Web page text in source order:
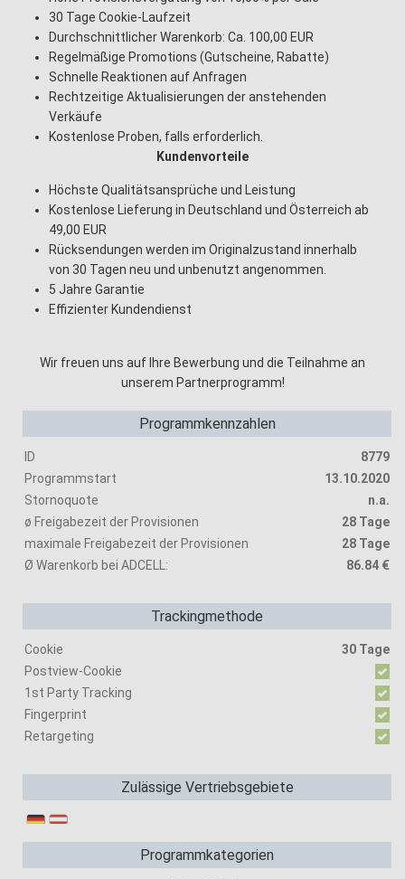
30 Tage Cookie-Laufzeit
Durchschnittlicher Warenkorb: Ca. 100,00 EUR
Regelmäßige Promotions (Gutscheine, Rabatte)
Schnelle Reaktionen auf Anfragen
Rechtzeitige Aktualisierungen der anstehenden
Verkäufe
Kostenlose Proben, falls erforderlich.
Kundenvorteile
Höchste Qualitätsansprüche und Leistung
Kostenlose Lieferung in Deutschland und Österreich ab
49,00 EUR
Rücksendungen werden im Originalzustand innerhalb
von 30 Tagen neu und unbenutzt angenommen.
5 Jahre Garantie
Effizienter Kundendienst
Wir freuen uns auf Ihre Bewerbung und die Teilnahme an
unserem Partnerprogramm!
Programmkennzahlen
ID
8779
Programmstart
13.10.2020
Stornoquote
n.a.
ø Freigabezeit der Provisionen
28 Tage
maximale Freigabezeit der Provisionen
28 Tage
Ø Warenkorb bei ADCELL:
86.84 €
Trackingmethode
Cookie
30 Tage
Postview-Cookie
1st Party Tracking
Fingerprint
Retargeting
Zulässige Vertriebsgebiete
Programmkategorien